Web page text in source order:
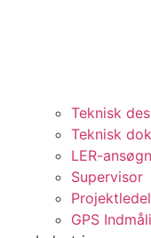
Teknisk
Teknisk
LER-
Supervisor
GPS